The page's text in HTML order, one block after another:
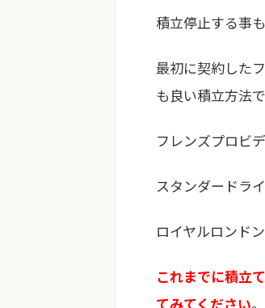
積立停止する事
最初に契約した
も良い積立方法
フレンズプロビデ
スタンダードライ
ロイヤルロンド
これまでに積立
てみてください。